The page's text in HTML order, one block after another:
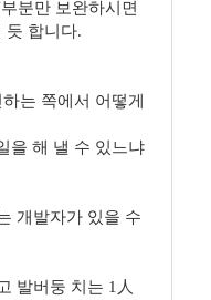
분만 보완하시면
듯 합니다.
는 쪽에서 어떻게
을 해 낼 수 있느냐
개발자가 있을 수
발버둥 치는 1人